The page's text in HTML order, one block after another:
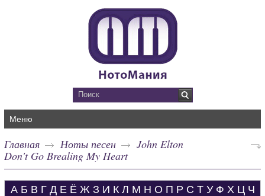
Меню
Главная Ноты песен
John Elton
Don't Go Brealing My Heart
А Б В Г Д Е Ё Ж З И К Л М Н О П Р С Т У Ф Х Ц Ч